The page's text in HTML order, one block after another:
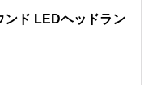
ンド LEDヘッドラン